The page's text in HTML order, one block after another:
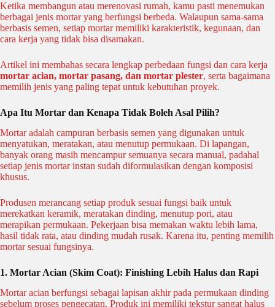
Ketika membangun atau merenovasi rumah, kamu pasti menemukan
berbagai jenis mortar yang berfungsi berbeda. Walaupun sama-sama
berbasis semen, setiap mortar memiliki karakteristik, kegunaan, dan
cara kerja yang tidak bisa disamakan.
Artikel ini membahas secara lengkap perbedaan fungsi dan cara kerja
mortar acian, mortar pasang, dan mortar plester, serta bagaimana
memilih jenis yang paling tepat untuk kebutuhan proyek.
Apa Itu Mortar dan Kenapa Tidak Boleh Asal Pilih?
Mortar adalah campuran berbasis semen yang digunakan untuk
menyatukan, meratakan, atau menutup permukaan. Di lapangan,
banyak orang masih mencampur semuanya secara manual, padahal
setiap jenis mortar instan sudah diformulasikan dengan komposisi
khusus.
Produsen merancang setiap produk sesuai fungsi baik untuk
merekatkan keramik, meratakan dinding, menutup pori, atau
merapikan permukaan. Pekerjaan bisa memakan waktu lebih lama,
hasil tidak rata, atau dinding mudah rusak. Karena itu, penting memilih
mortar sesuai fungsinya.
1. Mortar Acian (Skim Coat): Finishing Lebih Halus dan Rapi
Mortar acian berfungsi sebagai lapisan akhir pada permukaan dinding
sebelum proses pengecatan. Produk ini memiliki tekstur sangat halus